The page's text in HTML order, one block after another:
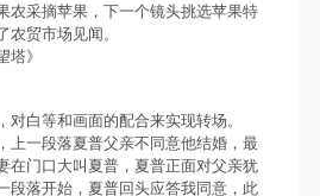
农采摘苹果，下一个镜头挑选苹果特
农贸市场见闻。
塔》
对白等和画面的配合来实现转场。
上一段落夏普父亲不同意他结婚，最
在门口大叫夏普，夏普正面对父亲犹
段落开始，夏普回头应答我同意，此